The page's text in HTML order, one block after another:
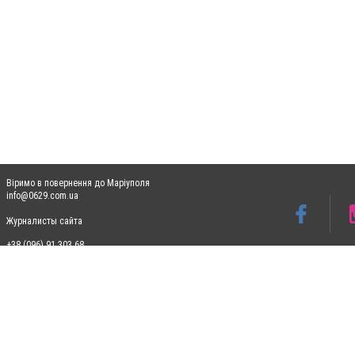
Віримо в повернення до Маріуполя
info@0629.com.ua
Журналисты сайта
+38 (096) 91 303 68